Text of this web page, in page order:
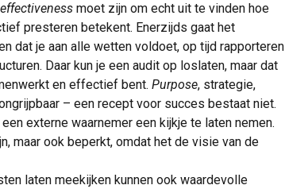
moet zijn om echt uit te vinden hoe
presteren betekent. Enerzijds gaat het
dat je aan alle wetten voldoet, op tijd rapporteren
Daar kun je een audit op loslaten, maar dat
en effectief bent. Purpose, strategie,
– een recept voor succes bestaat niet.
externe waarnemer een kijkje te laten nemen.
maar ook beperkt, omdat het de visie van de
laten meekijken kunnen ook waardevolle